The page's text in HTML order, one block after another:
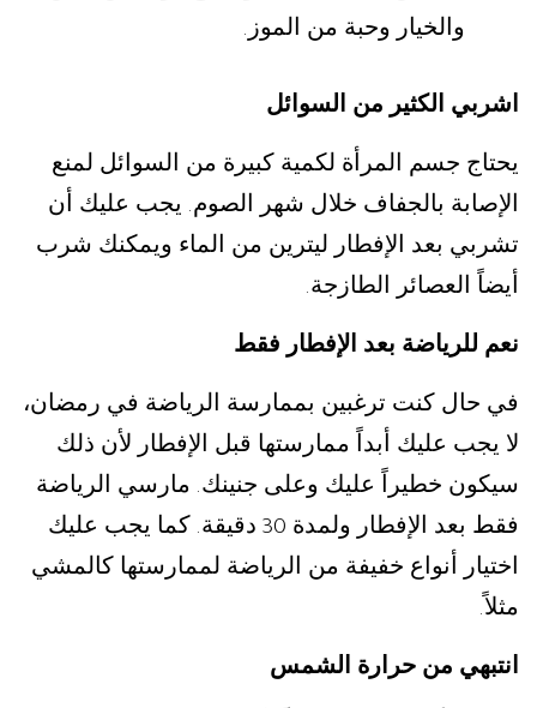
والخيار وحبة من الموز .
اشربي الكثير من السوائل
يحتاج جسم المرأة لكمية كبيرة من السوائل لمنع
الإصابة بالجفاف خلال شهر الصوم. يجب عليك أن
تشربي بعد الإفطار ليترين من الماء ويمكنك شرب
أيضاً العصائر الطازجة.
نعم للرياضة بعد الإفطار فقط
في حال كنت ترغبين بممارسة الرياضة في رمضان،
لا يجب عليك أبداً ممارستها قبل الإفطار لأن ذلك
سيكون خطيراً عليك وعلى جنينك. مارسي الرياضة
فقط بعد الإفطار ولمدة 30 دقيقة. كما يجب عليك
اختيار أنواع خفيفة من الرياضة لممارستها كالمشي
مثلاً.
انتبهي من حرارة الشمس